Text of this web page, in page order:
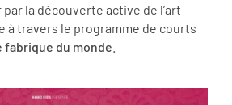
la découverte active de l’art
à travers le programme de courts
fabrique du monde